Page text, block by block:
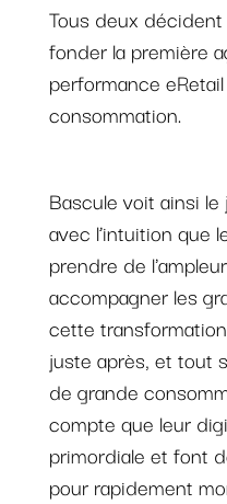
Tous deux
fonder la première
performance
consommation.
Bascule voit ainsi
avec l’intuition que
prendre de
accompagner les
cette
juste après, et tout
de grande
compte que leur
primordiale et font
pour rapidement